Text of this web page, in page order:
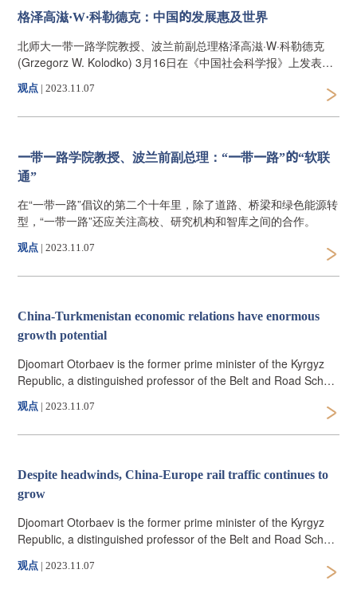
格泽高滋·W·科勒德克：中国的发展惠及世界
北师大一带一路学院教授、波兰前副总理格泽高滋·W·科勒德克
(Grzegorz W. Kolodko) 3月16日在《中国社会科学报》上发表文
章，认为中国独特的发展方式对世界许多国家有重要的参考意
义，其中“一带一路”倡议对全球投资、国际贸易都发挥着重要作
观点| 2023.11.07
一带一路学院教授、波兰前副总理：“一带一路”的“软联
通”
在“一带一路”倡议的第二个十年里，除了道路、桥梁和绿色能源转
型，“一带一路”还应关注高校、研究机构和智库之间的合作。
观点| 2023.11.07
China-Turkmenistan economic relations have enormous
growth potential
Djoomart Otorbaev is the former prime minister of the Kyrgyz
Republic, a distinguished professor of the Belt and Road School
of Beijing Normal University, and the author of the forthcoming
book "Central Asia's Economic Rebirth in the Shadow of the
观点| 2023.11.07
Despite headwinds, China-Europe rail traffic continues to
grow
Djoomart Otorbaev is the former prime minister of the Kyrgyz
Republic, a distinguished professor of the Belt and Road School
of Beijing Normal University, and the author of the forthcoming
book "Central Asia's Economic Rebirth in the Shadow of the
观点| 2023.11.07